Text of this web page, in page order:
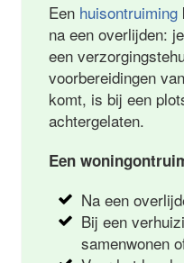
Een huisontruiming
na een overlijden:
een
voorbereidingen
komt, is bij een
achtergelaten.
Een
Na een
Bij een
samenwonen